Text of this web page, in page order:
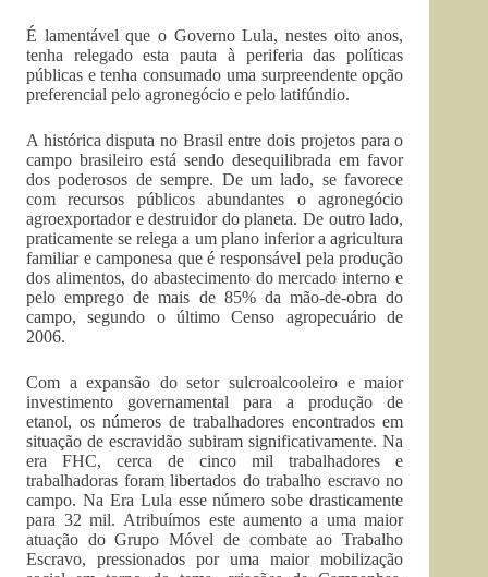
É lamentável que o Governo Lula, nestes oito anos,
tenha relegado esta pauta à periferia das políticas
públicas e tenha consumado uma surpreendente opção
preferencial pelo agronegócio e pelo latifúndio.
A histórica disputa no Brasil entre dois projetos para o
campo brasileiro está sendo desequilibrada em favor
dos poderosos de sempre. De um lado, se favorece
com recursos públicos abundantes o agronegócio
agroexportador e destruidor do planeta. De outro lado,
praticamente se relega a um plano inferior a agricultura
familiar e camponesa que é responsável pela produção
dos alimentos, do abastecimento do mercado interno e
pelo emprego de mais de 85% da mão-de-obra do
campo, segundo o último Censo agropecuário de
2006.
Com a expansão do setor sulcroalcooleiro e maior
investimento governamental para a produção de
etanol, os números de trabalhadores encontrados em
situação de escravidão subiram significativamente. Na
era FHC, cerca de cinco mil trabalhadores e
trabalhadoras foram libertados do trabalho escravo no
campo. Na Era Lula esse número sobe drasticamente
para 32 mil. Atribuímos este aumento a uma maior
atuação do Grupo Móvel de combate ao Trabalho
Escravo, pressionados por uma maior mobilização